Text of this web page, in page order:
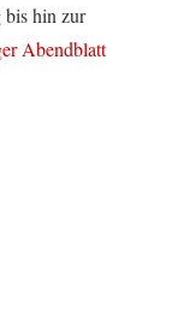
hin zur
Abendblatt